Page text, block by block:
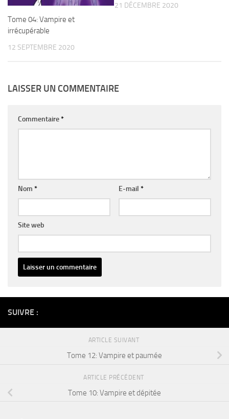
Tome 04: Vampire et
irrécupérable
12 SEPTEMBRE 2020
21 DÉCEMBRE 2020
LAISSER UN COMMENTAIRE
Commentaire*
Nom * E-mail *
Site web
SUIVRE :
ARTICLE SUIVANT
Tome 12: Vampire et paumée
ARTICLE PRÉCÉDENT
Tome 10: Vampire et dépitée